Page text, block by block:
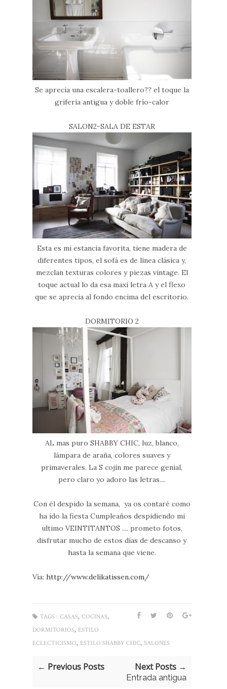
Se aprecia una escalera-toallero?? el toque la
grifería antigua y doble frío-calor
SALON2-SALA DE ESTAR
Esta es mi estancia favorita, tiene madera de
diferentes tipos, el sofá es de línea clásica y,
mezclan texturas colores y piezas vintage. El
toque actual lo da esa maxi letra A y el flexo
que se aprecia al fondo encima del escritorio.
DORMITORIO 2
AL mas puro SHABBY CHIC, luz, blanco,
lámpara de araña, colores suaves y
primaverales. La S cojín me parece genial,
pero claro yo adoro las letras....
Con él despido la semana, ya os contaré como
ha ido la fiesta Cumpleaños despidiendo mi
ultimo VEINTITANTOS .... prometo fotos,
disfrutar mucho de estos días de descanso y
hasta la semana que viene.
Vía: http://www.delikatissen.com/
TAGS : CASAS, COCINAS,
DORMITORIOS, ESTILO
ECLECTICISMO, ESTILO SHABBY CHIC, SALONES
← Previous Posts Next Posts →
Entrada antigua